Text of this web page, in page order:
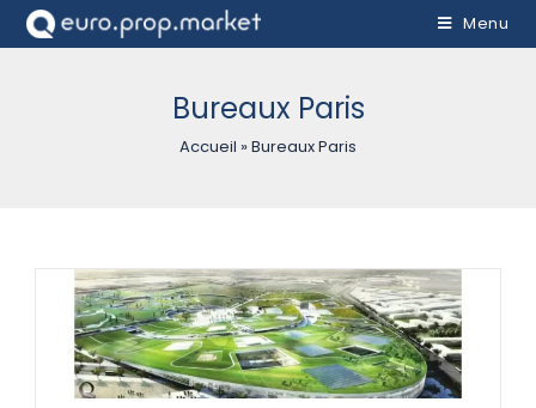
Menu
Bureaux Paris
Accueil »Bureaux Paris